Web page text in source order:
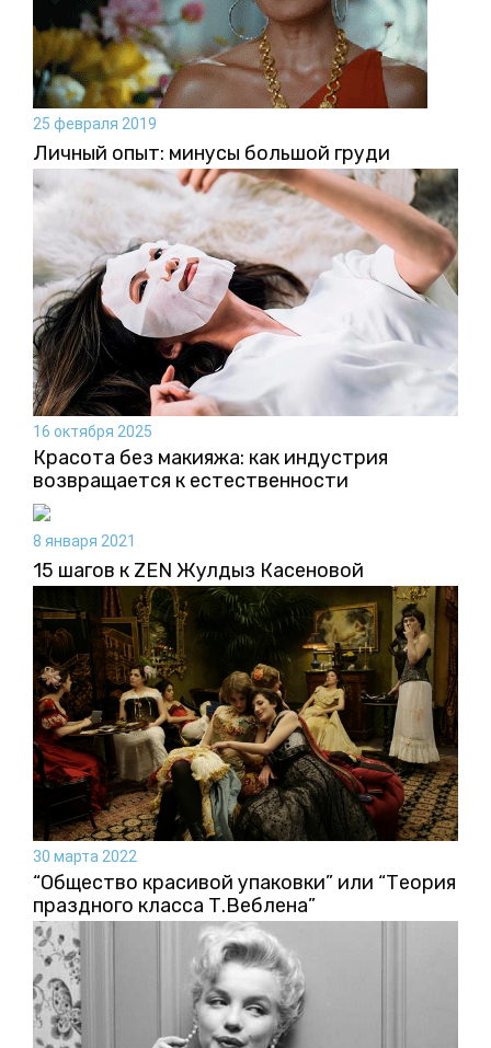
25 февраля 2019
Личный опыт: минусы большой груди
16 октября 2025
Красота без макияжа: как индустрия
возвращается к естественности
8 января 2021
15 шагов к ZEN Жулдыз Касеновой
30 марта 2022
“Общество красивой упаковки” или “Теория
праздного класса Т.Веблена”